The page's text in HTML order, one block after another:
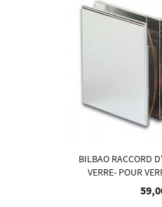
BILBAO RACCORD
VERRE- POUR